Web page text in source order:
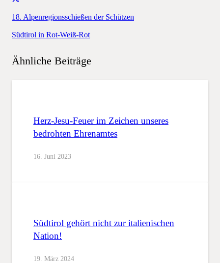
18. Alpenregionsschießen der Schützen
Südtirol in Rot-Weiß-Rot
Ähnliche Beiträge
Herz-Jesu-Feuer im Zeichen unseres
bedrohten Ehrenamtes
16. Juni 2023
Südtirol gehört nicht zur italienischen
Nation!
19. März 2024